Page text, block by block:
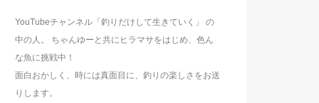
YouTubeチャンネル「釣りだけして生きていく」 の
中の人。 ちゃんゆーと共にヒラマサをはじめ、色ん
な魚に挑戦中！
面白おかしく、時には真面目に、釣りの楽しさをお送
りします。